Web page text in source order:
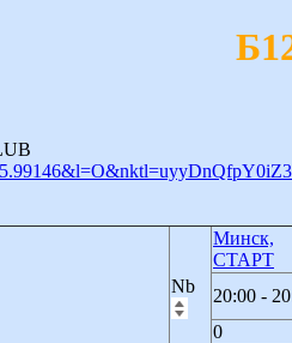
Nb
Минск,
СТАРТ
20:00 -
0